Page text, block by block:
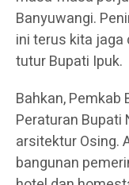
Banyuwangi.
ini terus kita jaga
tutur Bupati Ipuk.
Bahkan,
Peraturan Bupati
arsitektur Osing.
bangunan